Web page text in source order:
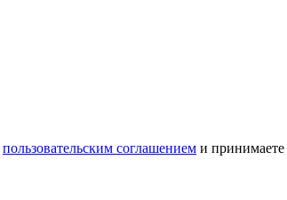
пользовательским соглашением и принимаете